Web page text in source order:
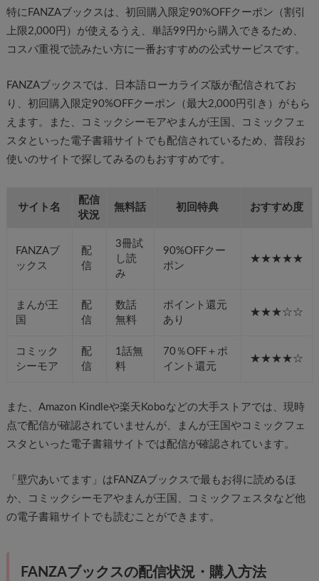
特にFANZAブックスは、初回購入限定90%OFFクーポン（割引
上限2,000円）が使えるうえ、単話99円から購入できるため、
コスパ重視で読みたい方に一番おすすめの公式サービスです。
FANZAブックスでは、日本語ローカライズ版が配信されてお
り、初回購入限定90%OFFクーポン（最大2,000円引き）がもら
えます。また、コミックシーモアやまんが王国、コミックフェ
スタといった電子書籍サイトでも配信されているため、普段お
使いのサイトで探してみるのもおすすめです。
サイト名
配信
状況
無料話 初回特典 おすすめ度
FANZAブ
ックス
配
信
3冊試
し読
み
90%OFFクー
ポン
★★★★★
まんが王
国
配
信
数話
無料
ポイント還元
あり
★★★☆☆
コミック
シーモア
配
信
1話無
料
70％OFF＋ポ
イント還元
★★★★☆
また、Amazon Kindleや楽天Koboなどの大手ストアでは、現時
点で配信が確認されていませんが、まんが王国やコミックフェ
スタといった電子書籍サイトでは配信が確認されています。
「壁穴あいてます」はFANZAブックスで最もお得に読めるほ
か、コミックシーモアやまんが王国、コミックフェスタなど他
の電子書籍サイトでも読むことができます。
FANZAブックスの配信状況・購入方法